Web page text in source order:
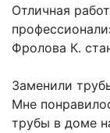
Отличная
Фролова К.
Заменили
Мне
трубы в доме